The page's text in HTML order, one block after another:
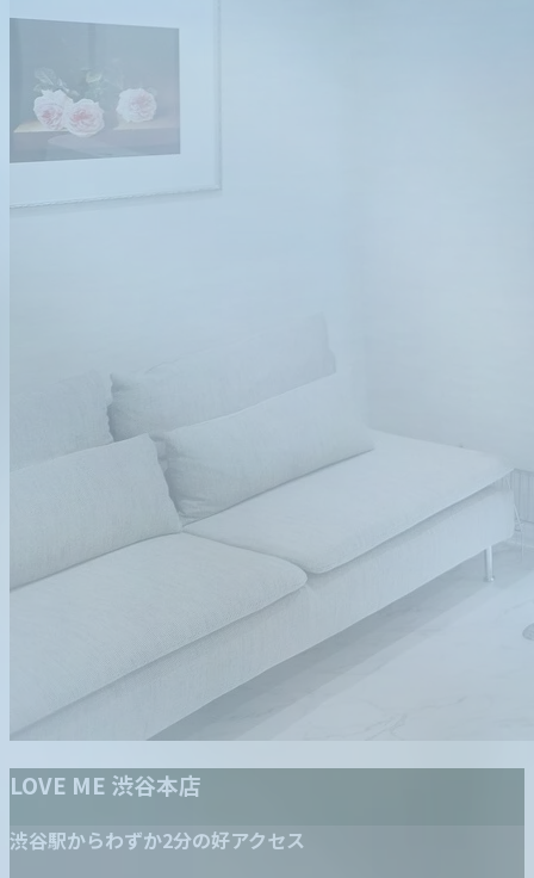
LOVE ME 渋谷本店
渋谷駅からわずか2分の好アクセス